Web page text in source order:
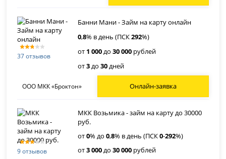
37 отзывов
Банни Мани - Займ на карту онлайн
0,8% в день (ПСК292%)
от 1 000до30 000 рублей
от3до30дней
ООО МКК «Броктон» Онлайн-заявка
9 отзывов
МКК Возьмика - займ на карту до 30000
руб.
от0% до0,8% в день (ПСК0-292%)
от3 000до30 000 рублей